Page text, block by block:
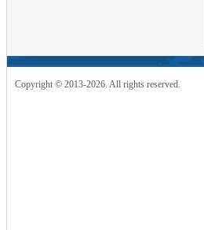
Copyright © 2013-2026. All rights reserved.